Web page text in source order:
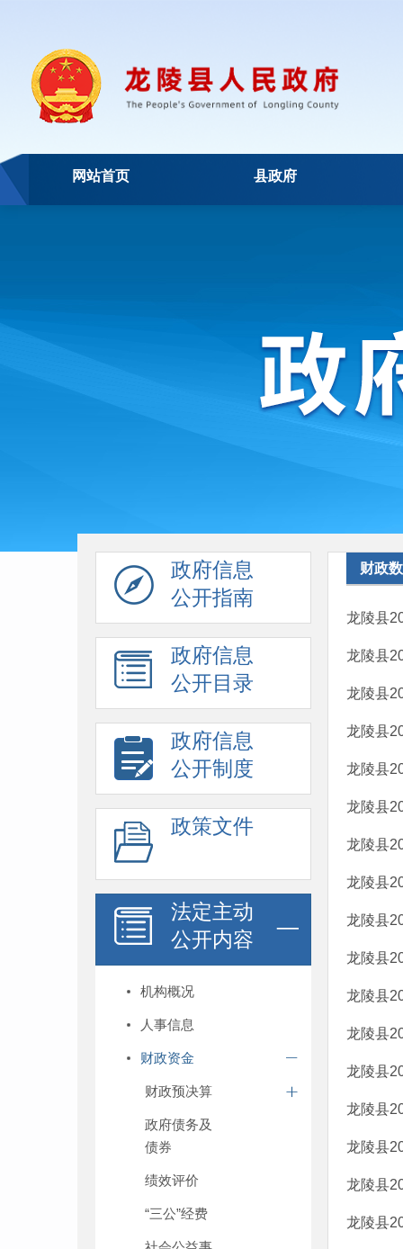
网站首页 县政府
政府信息
公开指南
政府信息
公开目录
政府信息
公开制度
政策文件
法定主动
公开内容
机构概况
人事信息
财政资金
财政预决算
政府债务及
债券
绩效评价
“三公”经费
财政
龙陵县
龙陵县
龙陵县
龙陵县
龙陵县
龙陵县
龙陵县
龙陵县
龙陵县
龙陵县
龙陵县
龙陵县
龙陵县
龙陵县
龙陵县
龙陵县
龙陵县